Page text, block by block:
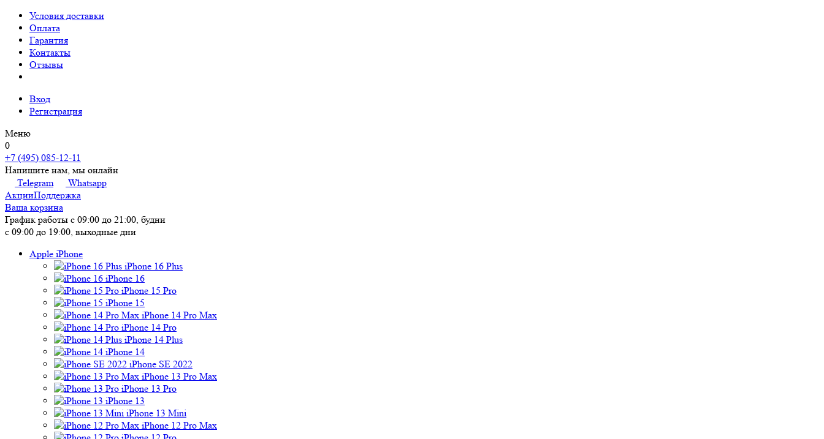
Условия доставки
Оплата
Гарантия
Контакты
Отзывы
Вход
Регистрация
Меню
0
+7 (495) 085-12-11
Напишите нам, мы онлайн
Telegram
Whatsapp
АкцииПоддержка
Ваша корзина
График работы с 09:00 до 21:00, будни
с 09:00 до 19:00, выходные дни
Apple iPhone
iPhone 16 Plus
iPhone 16
iPhone 15 Pro
iPhone 15
iPhone 14 Pro Max
iPhone 14 Pro
iPhone 14 Plus
iPhone 14
iPhone SE 2022
iPhone 13 Pro Max
iPhone 13 Pro
iPhone 13
iPhone 13 Mini
iPhone 12 Pro Max